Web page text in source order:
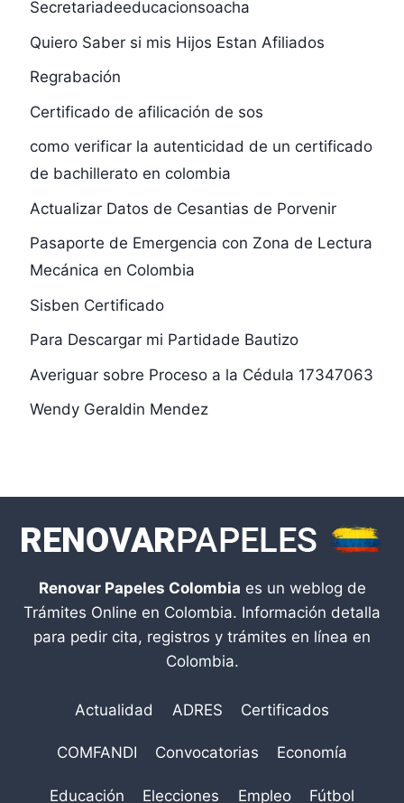
Secretariadeeducacionsoacha
Quiero Saber si mis Hijos Estan Afiliados
Regrabación
Certificado de afilicación de sos
como verificar la autenticidad de un certificado
de bachillerato en colombia
Actualizar Datos de Cesantias de Porvenir
Pasaporte de Emergencia con Zona de Lectura
Mecánica en Colombia
Sisben Certificado
Para Descargar mi Partidade Bautizo
Averiguar sobre Proceso a la Cédula 17347063
Wendy Geraldin Mendez
Renovar Papeles Colombia es un weblog de
Trámites Online en Colombia. Información detalla
para pedir cita, registros y trámites en línea en
Colombia.
Actualidad ADRES Certificados
COMFANDI Convocatorias Economía
Educación Elecciones Empleo Fútbol